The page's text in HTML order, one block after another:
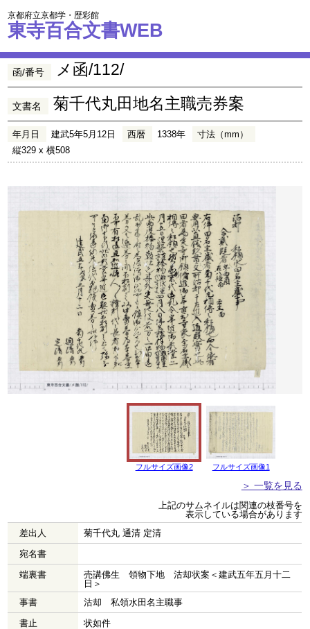
京都府立京都学・歴彩館
東寺百合文書WEB
函/番号 メ函/112/
文書名 菊千代丸田地名主職売券案
年月日 建武5年5月12日 西暦 1338年
寸法（mm）
縦329 x 横508
フルサイズ画像2 フルサイズ画像1
＞ 一覧を見る
上記のサムネイルは関連の枝番号を
表示している場合があります
差出人
菊千代丸 通清 定清
宛名書
端裏書
売講佛生 領物下地 沽却状案＜建武五年五月十二
日＞
事書
沽却 私領水田名主職事
書止
状如件